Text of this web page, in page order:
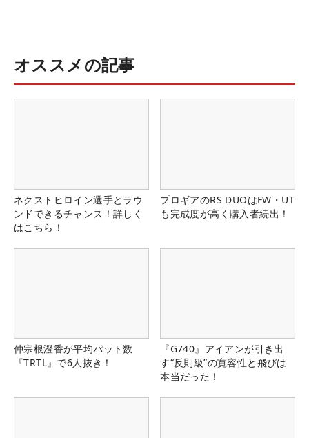
オススメの記事
ネクストヒロイン選手とラウ
ンドできるチャンス！詳しく
はこちら！
プロギアのRS DUOはFW・UT
も完成度が高く購入者続出！
仲宗根澄香が平均パット数
『TRTL』で6人抜き！
『G740』アイアンが引き出
す“反則級”の寛容性と飛びは
本当だった！